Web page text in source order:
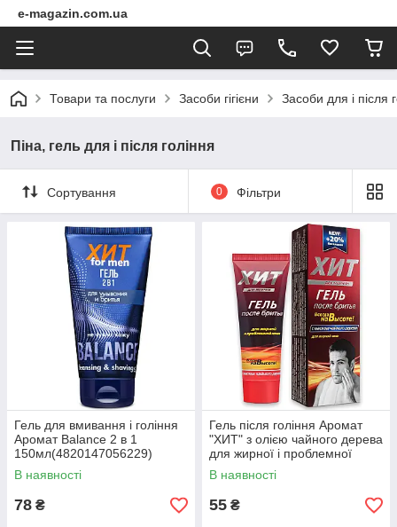
e-magazin.com.ua
Товари та послуги Засоби гігієни Засоби для і після
Піна, гель для і після гоління
Сортування 0 Фільтри
Гель для вмивання і гоління
Аромат Balance 2 в 1
150мл(4820147056229)
В наявності
78 ₴
Гель після гоління Аромат
"ХИТ" з олією чайного дерева
для жирної і проблемної
шкіри (4820022904522)
В наявності
55 ₴